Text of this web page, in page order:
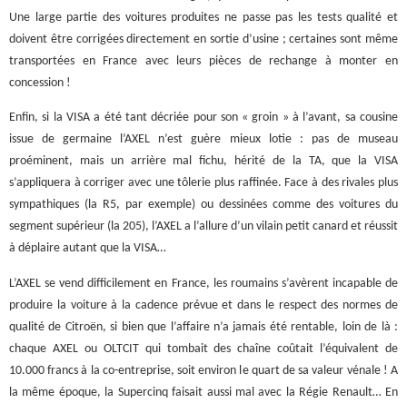
Une large partie des voitures produites ne passe pas les tests qualité et
doivent être corrigées directement en sortie d’usine ; certaines sont même
transportées en France avec leurs pièces de rechange à monter en
concession !
Enfin, si la VISA a été tant décriée pour son « groin » à l’avant, sa cousine
issue de germaine l’AXEL n’est guère mieux lotie : pas de museau
proéminent, mais un arrière mal fichu, hérité de la TA, que la VISA
s’appliquera à corriger avec une tôlerie plus raffinée. Face à des rivales plus
sympathiques (la R5, par exemple) ou dessinées comme des voitures du
segment supérieur (la 205), l’AXEL a l’allure d’un vilain petit canard et réussit
à déplaire autant que la VISA…
L’AXEL se vend difficilement en France, les roumains s’avèrent incapable de
produire la voiture à la cadence prévue et dans le respect des normes de
qualité de Citroën, si bien que l’affaire n’a jamais été rentable, loin de là :
chaque AXEL ou OLTCIT qui tombait des chaîne coûtait l’équivalent de
10.000 francs à la co-entreprise, soit environ le quart de sa valeur vénale ! A
la même époque, la Supercinq faisait aussi mal avec la Régie Renault… En